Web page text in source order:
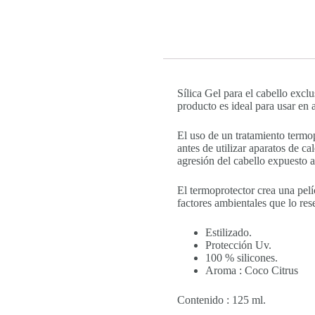
Sílica Gel para el cabello
producto es ideal para usar en
El uso de un tratamiento
antes de utilizar aparatos de
agresión del cabello expuesto
El termoprotector crea una
factores ambientales que lo
Estilizado.
Protección Uv.
100 % silicones.
Aroma : Coco Citrus
Contenido : 125 ml.